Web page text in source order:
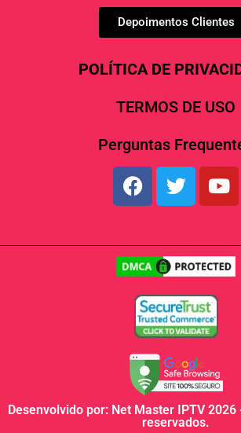
Depoimentos Clientes
POLÍTICA DE
TERMOS DE USO
Perguntas
Desenvolvido por: Net Master IPTV
reservados.